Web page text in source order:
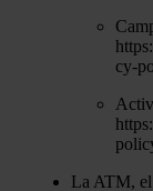
cy-
La ATM, el